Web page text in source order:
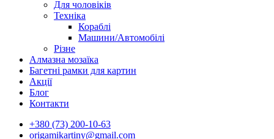
Для чоловіків
Техніка
Кораблі
Машини/Автомобілі
Різне
Алмазна мозаїка
Багетні рамки для картин
Акції
Блог
Контакти
+380 (73) 200-10-63
origamikartiny@gmail.com